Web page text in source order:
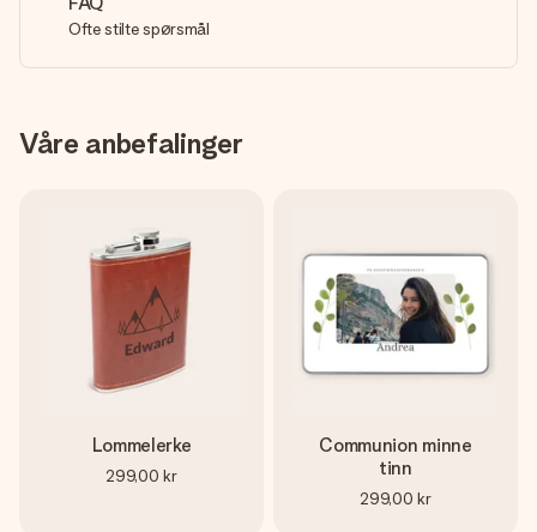
Ofte stilte spørsmål
Våre anbefalinger
Lommelerke
299,00 kr
Communion minne
tinn
299,00 kr